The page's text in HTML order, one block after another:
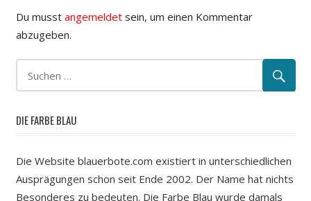
Du musst angemeldetsein, um einen Kommentar
abzugeben.
DIE FARBE BLAU
Die Website blauerbote.com existiert in unterschiedlichen
Ausprägungen schon seit Ende 2002. Der Name hat nichts
Besonderes zu bedeuten. Die Farbe Blau wurde damals